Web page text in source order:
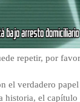
repetir, por
el verdadero
historia, el